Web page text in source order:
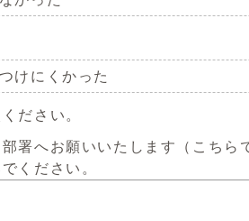
けにくかった
ださい。
署へお願いいたします（こちら
ください。